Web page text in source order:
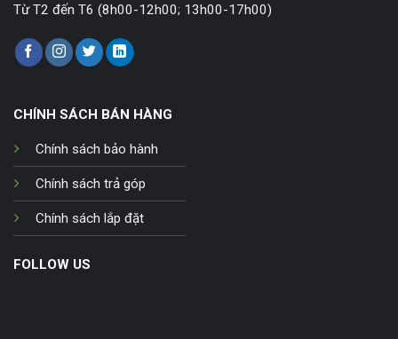
Từ T2 đến T6 (8h00-12h00; 13h00-17h00)
CHÍNH SÁCH BÁN HÀNG
Chính sách bảo hành
Chính sách trả góp
Chính sách lắp đặt
FOLLOW US